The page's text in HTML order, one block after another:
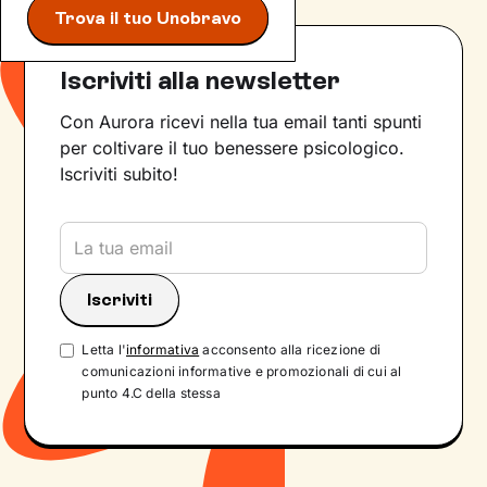
Trova il tuo Unobravo
Iscriviti alla newsletter
Con Aurora ricevi nella tua email tanti spunti
per coltivare il tuo benessere psicologico.
Iscriviti subito!
Letta l'informativa acconsento alla ricezione di
comunicazioni informative e promozionali di cui al
punto 4.C della stessa